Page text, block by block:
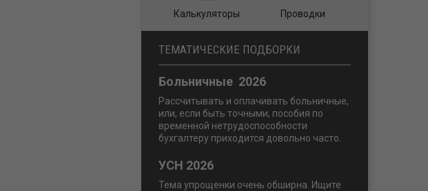
Калькуляторы Проводки
ТЕМАТИЧЕСКИЕ ПОДБОРКИ
Больничные 2026
Рассчитывать и оплачивать больничные,
или, если быть точными, пособия по
временной нетрудоспособности
бухгалтеру приходится довольно часто.
УСН 2026
Тема упрощенки очень обширна. Ищите